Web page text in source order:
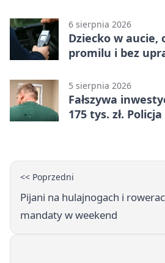
6 sierpnia 2026
Dziecko w aucie,
promilu i bez
5 sierpnia 2026
Fałszywa
175 tys. zł.
<< Poprzedni
Pijani na hulajnogach i
mandaty w weekend